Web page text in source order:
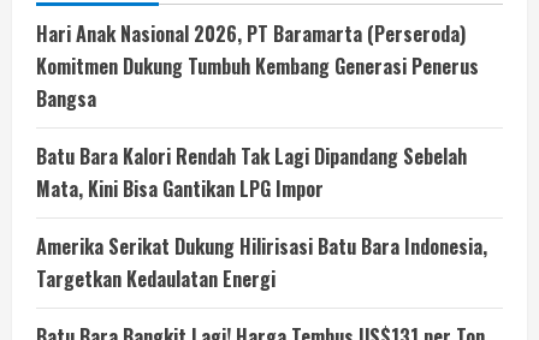
Hari Anak Nasional 2026, PT Baramarta (Perseroda)
Komitmen Dukung Tumbuh Kembang Generasi Penerus
Bangsa
Batu Bara Kalori Rendah Tak Lagi Dipandang Sebelah
Mata, Kini Bisa Gantikan LPG Impor
Amerika Serikat Dukung Hilirisasi Batu Bara Indonesia,
Targetkan Kedaulatan Energi